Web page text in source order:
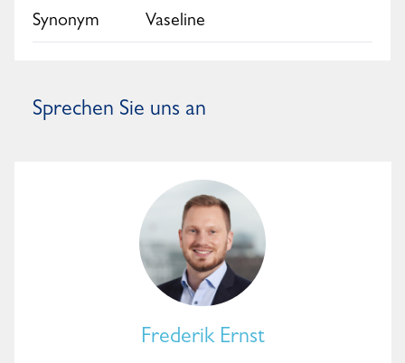
Synonym Vaseline
Sprechen Sie uns an
Frederik Ernst